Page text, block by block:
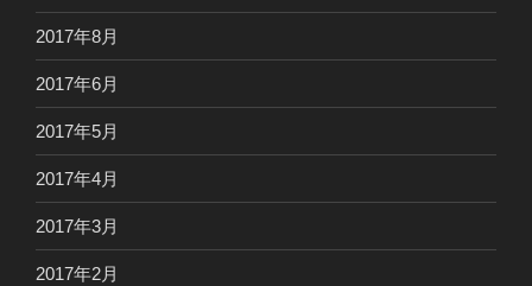
2017年8月
2017年6月
2017年5月
2017年4月
2017年3月
2017年2月